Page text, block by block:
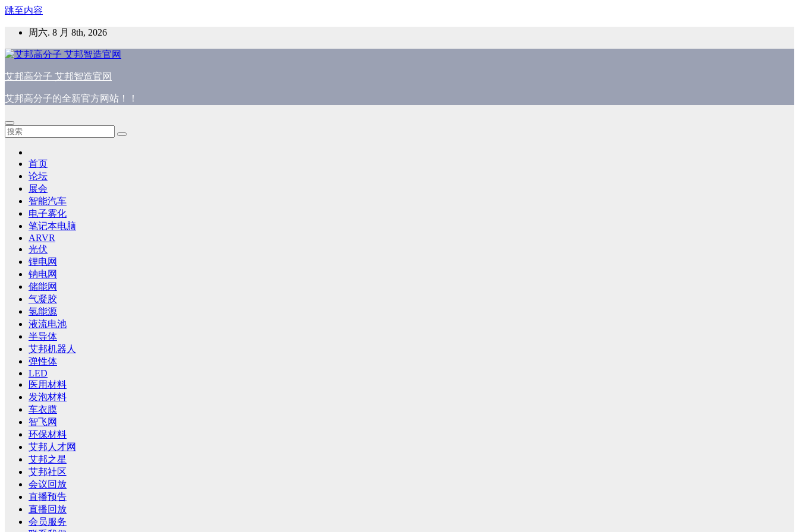
跳至内容
周六. 8 月 8th, 2026
艾邦高分子 艾邦智造官网
艾邦高分子的全新官方网站！！
首页
论坛
展会
智能汽车
电子雾化
笔记本电脑
ARVR
光伏
锂电网
钠电网
储能网
气凝胶
氢能源
液流电池
半导体
艾邦机器人
弹性体
LED
医用材料
发泡材料
车衣膜
智飞网
环保材料
艾邦人才网
艾邦之星
艾邦社区
会议回放
直播预告
直播回放
会员服务